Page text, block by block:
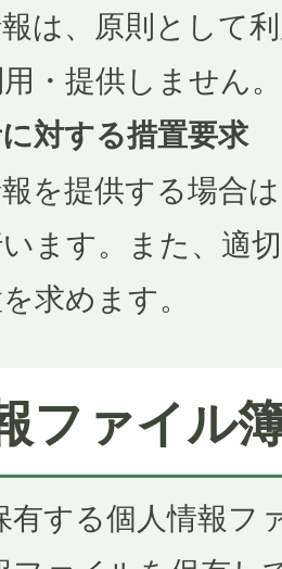
は、原則として
・提供しません。
対する措置要求
を提供する場合
ます。また、適
求めます。
ファイル
有する個人情報フ